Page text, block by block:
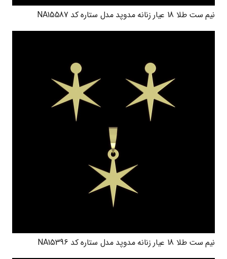
نیم ست طلا 18 عیار زنانه مدوپد مدل ستاره کد NA15587
نیم ست طلا 18 عیار زنانه مدوپد مدل ستاره کد NA15396